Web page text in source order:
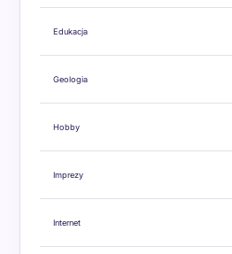
Edukacja
Geologia
Hobby
Imprezy
Internet